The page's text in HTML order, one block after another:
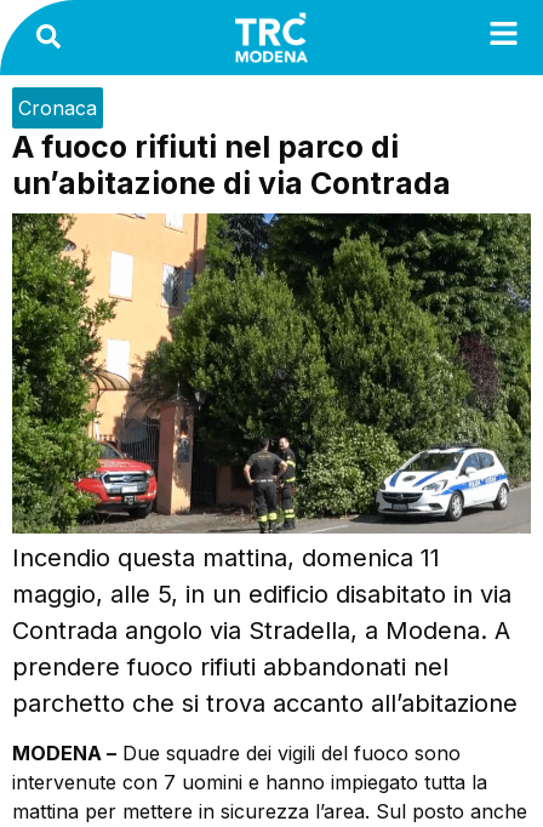
Cronaca
A fuoco rifiuti nel parco di
un’abitazione di via Contrada
Incendio questa mattina, domenica 11
maggio, alle 5, in un edificio disabitato in via
Contrada angolo via Stradella, a Modena. A
prendere fuoco rifiuti abbandonati nel
parchetto che si trova accanto all’abitazione
MODENA – Due squadre dei vigili del fuoco sono
intervenute con 7 uomini e hanno impiegato tutta la
mattina per mettere in sicurezza l’area. Sul posto anche